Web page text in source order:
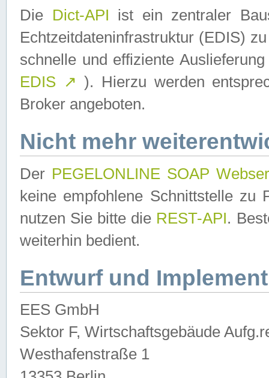
Die Dict-API ist ein zentraler
Echtzeitdateninfrastruktur (EDIS)
schnelle und effiziente
EDIS ↗ ). Hierzu werden
Broker angeboten.
Nicht mehr
Der PEGELONLINE SOAP
keine empfohlene Schnittstelle zu
nutzen Sie bitte die REST-API.
weiterhin bedient.
Entwurf und
EES GmbH
Sektor F, Wirtschaftsgebäude
Westhafenstraße 1